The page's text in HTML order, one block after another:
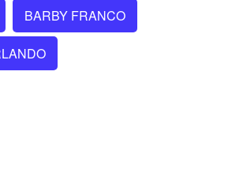
BARBY FRANCO